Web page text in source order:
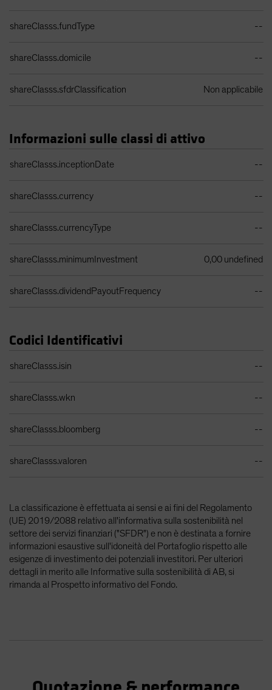
shareClasss.fundType --
shareClasss.domicile --
shareClasss.sfdrClassification Non applicabile
Informazioni sulle classi di attivo
shareClasss.inceptionDate --
shareClasss.currency --
shareClasss.currencyType --
shareClasss.minimumInvestment 0,00 undefined
shareClasss.dividendPayoutFrequency --
Codici Identificativi
shareClasss.isin --
shareClasss.wkn --
shareClasss.bloomberg --
shareClasss.valoren --
La classificazione è effettuata ai sensi e ai fini del Regolamento
(UE) 2019/2088 relativo all'informativa sulla sostenibilità nel
settore dei servizi finanziari ("SFDR") e non è destinata a fornire
informazioni esaustive sull'idoneità del Portafoglio rispetto alle
esigenze di investimento dei potenziali investitori. Per ulteriori
dettagli in merito alle Informative sulla sostenibilità di AB, si
rimanda al Prospetto informativo del Fondo.